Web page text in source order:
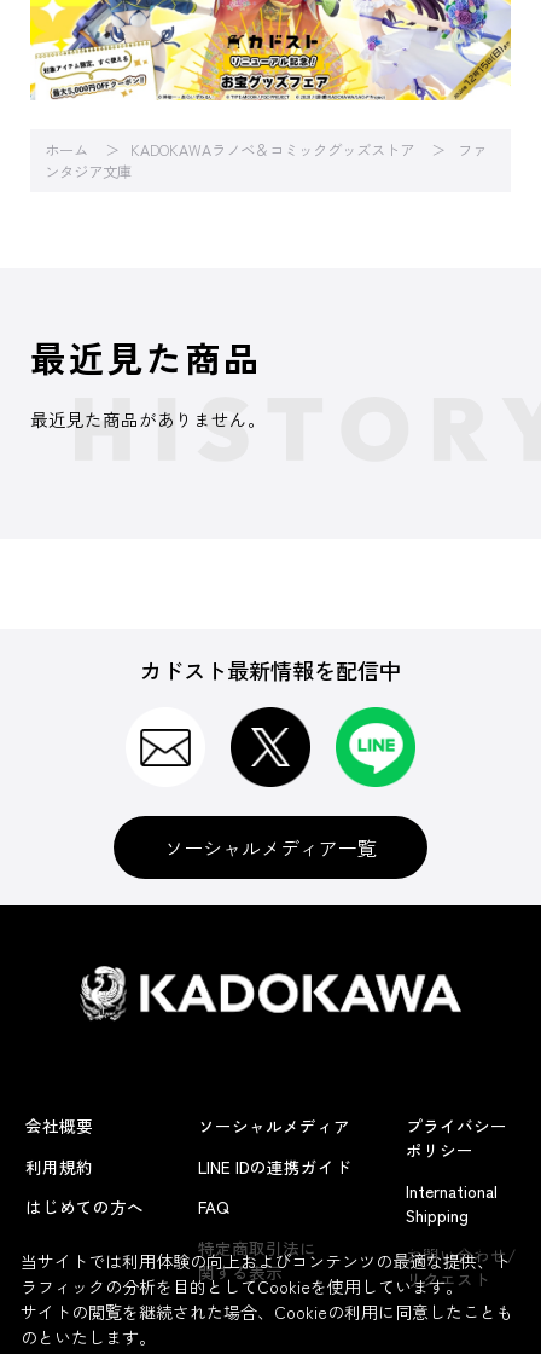
ホーム KADOKAWAラノベ＆コミックグッズストア
ファ
ンタジア文庫
よくあるお問い合わせ
最近見た商品
最近見た商品がありません。
カドスト最新情報を配信中
ソーシャルメディア一覧
会社概要
利用規約
はじめての方へ
ソーシャルメディア
LINE IDの連携ガイド
FAQ
特定商取引法に
関する表示
プライバシー
ポリシー
International
Shipping
お問い合わせ/
リクエスト
当サイトでは利用体験の向上およびコンテンツの最適な提供、ト
ラフィックの分析を目的としてCookieを使用しています。
サイトの閲覧を継続された場合、Cookieの利用に同意したことも
のといたします。